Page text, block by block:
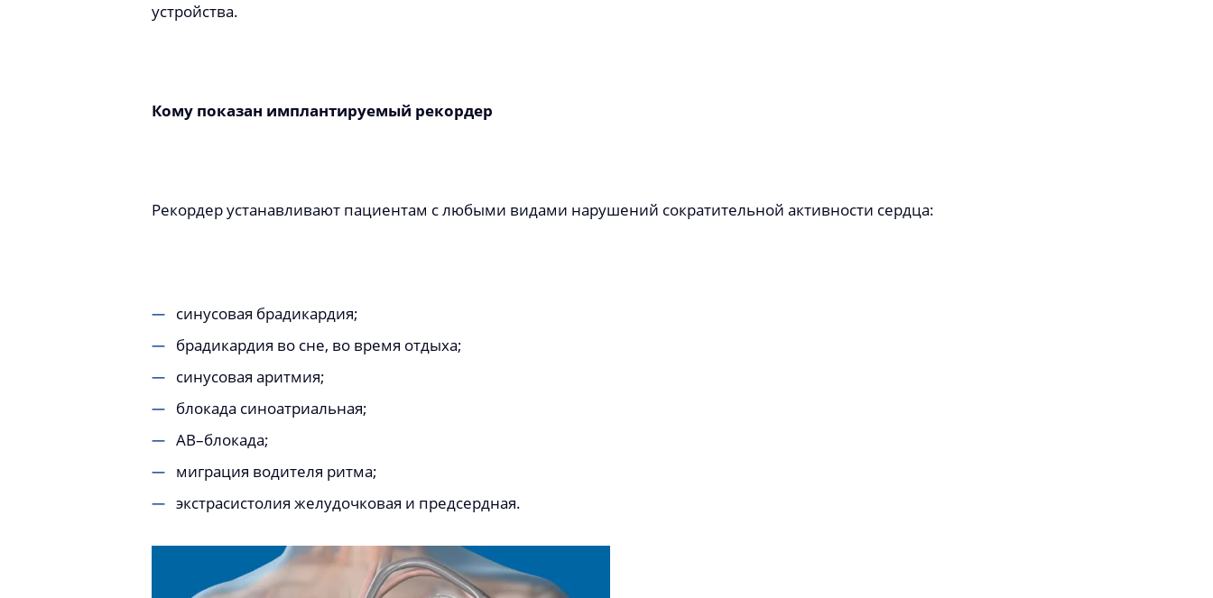
устройства.
Кому показан имплантируемый рекордер
Рекордер устанавливают пациентам с любыми видами нарушений сократительной активности сердца:
синусовая брадикардия;
брадикардия во сне, во время отдыха;
синусовая аритмия;
блокада синоатриальная;
АВ–блокада;
миграция водителя ритма;
экстрасистолия желудочковая и предсердная.